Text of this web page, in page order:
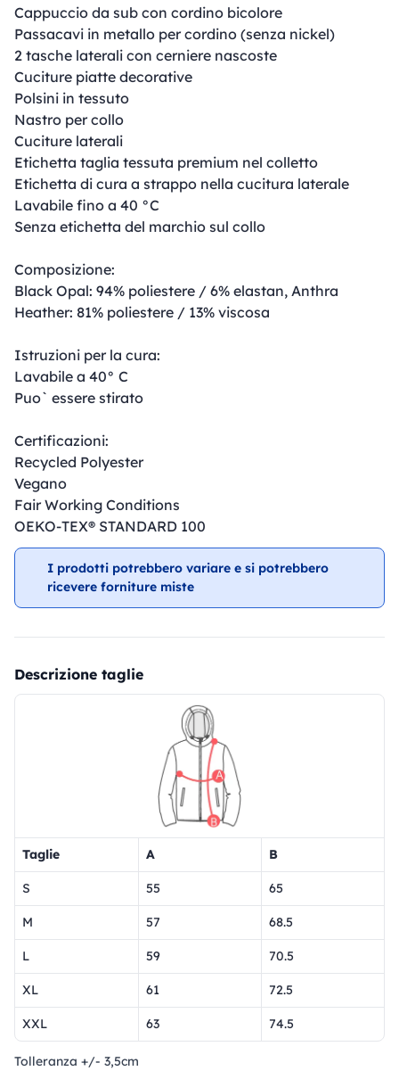
Cappuccio da sub con cordino bicolore
Passacavi in metallo per cordino (senza nickel)
2 tasche laterali con cerniere nascoste
Cuciture piatte decorative
Polsini in tessuto
Nastro per collo
Cuciture laterali
Etichetta taglia tessuta premium nel colletto
Etichetta di cura a strappo nella cucitura laterale
Lavabile fino a 40 °C
Senza etichetta del marchio sul collo
Composizione:
Black Opal: 94% poliestere / 6% elastan, Anthra
Heather: 81% poliestere / 13% viscosa
Istruzioni per la cura:
Lavabile a 40° C
Puo` essere stirato
Certificazioni:
Recycled Polyester
Vegano
Fair Working Conditions
OEKO-TEX® STANDARD 100
I prodotti potrebbero variare e si potrebbero
ricevere forniture miste
Descrizione taglie
Taglie A B
S 55 65
M 57 68.5
L 59 70.5
XL 61 72.5
XXL 63 74.5
Tolleranza +/- 3,5cm